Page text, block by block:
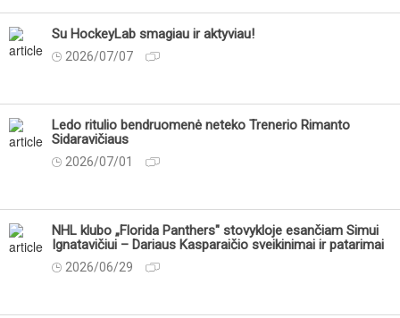
Su HockeyLab smagiau ir aktyviau!
2026/07/07
Ledo ritulio bendruomenė neteko Trenerio Rimanto
Sidaravičiaus
2026/07/01
NHL klubo „Florida Panthers" stovykloje esančiam Simui
Ignatavičiui – Dariaus Kasparaičio sveikinimai ir patarimai
2026/06/29